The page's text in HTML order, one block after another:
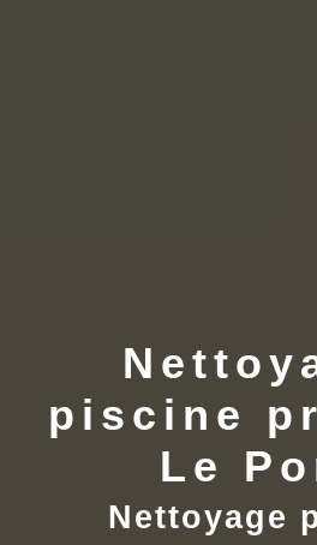
piscine
Le
Nettoyage